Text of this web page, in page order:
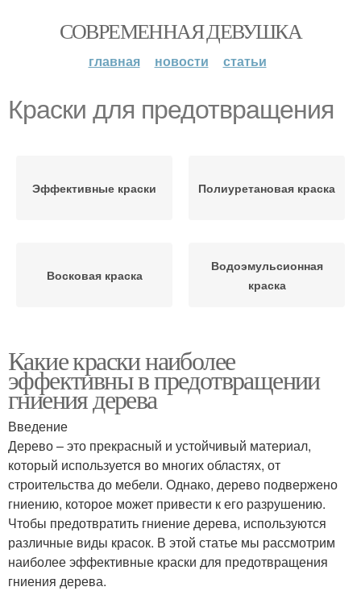
СОВРЕМЕННАЯ ДЕВУШКА
главная новости статьи
Краски для предотвращения
Эффективные краски Полиуретановая краска
Восковая краска
Водоэмульсионная
краска
Какие краски наиболее
эффективны в предотвращении
гниения дерева
Введение
Дерево – это прекрасный и устойчивый материал,
который используется во многих областях, от
строительства до мебели. Однако, дерево подвержено
гниению, которое может привести к его разрушению.
Чтобы предотвратить гниение дерева, используются
различные виды красок. В этой статье мы рассмотрим
наиболее эффективные краски для предотвращения
гниения дерева.